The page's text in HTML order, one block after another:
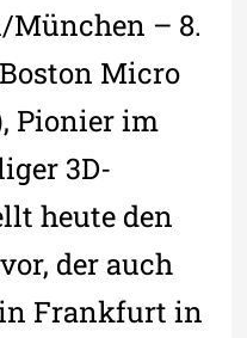
München – 8.
Micro
Pionier im
3D-
heute den
der auch
Frankfurt in